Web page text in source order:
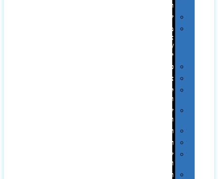
ובקבוקים
שילובים
מתנות
אקולוגיות
ירוקות
פרימיום
צידניות
קמפינג
ושטח
שלוקרים
ומידניות
רטרו
רכב
שעונים
ומסגרות
תיקים